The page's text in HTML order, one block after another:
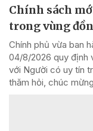
Chính sách
trong vùng
Chính phủ vừa ban
04/8/2026 quy định
với Người có uy tín
thăm hỏi, chúc